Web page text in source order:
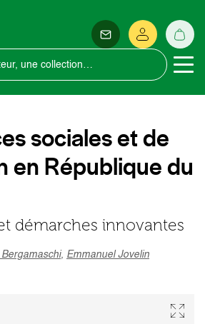
sociales et de
en République du
démarches innovantes
, Emmanuel Jovelin